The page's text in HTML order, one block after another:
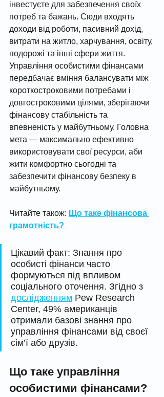
інвестуєте для забезпечення своїх
потреб та бажань. Сюди входять
доходи від роботи, пасивний дохід,
витрати на житло, харчування, освіту,
подорожі та інші сфери життя.
Управління особистими фінансами
передбачає вміння балансувати між
короткостроковими потребами і
довгостроковими цілями, зберігаючи
фінансову стабільність та
впевненість у майбутньому. Головна
мета — максимально ефективно
використовувати свої ресурси, аби
жити комфортно сьогодні та
забезпечити фінансову безпеку в
майбутньому.
Читайте також: Що таке фінансова
грамотність?
Цікавий факт: Знання про
особисті фінанси часто
формуються під впливом
соціального оточення. Згідно з
дослідженням Pew Research
Center, 49% американців
отримали базові знання про
управління фінансами від своєї
сім’ї або друзів.
Що таке управління
особистими фінансами?